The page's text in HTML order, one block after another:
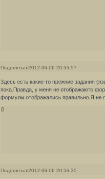
Поделиться2012-06-06 20:55:57
Здесь есть какие-то прежние задания
пока.Правда, у меня не отображаютс
формулы отображались правильно.Я не
0
Поделиться2012-06-06 20:56:35